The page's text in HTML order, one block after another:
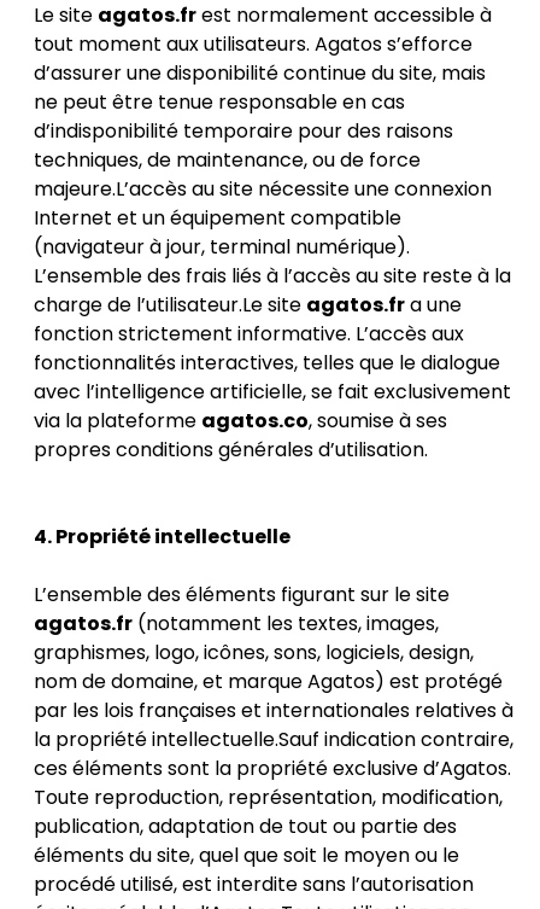
Le site agatos.frest normalement accessible à
tout moment aux utilisateurs. Agatos s’efforce
d’assurer une disponibilité continue du site, mais
ne peut être tenue responsable en cas
d’indisponibilité temporaire pour des raisons
techniques, de maintenance, ou de force
majeure.L’accès au site nécessite une connexion
Internet et un équipement compatible
(navigateur à jour, terminal numérique).
L’ensemble des frais liés à l’accès au site reste à la
charge de l’utilisateur.Le site agatos.fra une
fonction strictement informative. L’accès aux
fonctionnalités interactives, telles que le dialogue
avec l’intelligence artificielle, se fait exclusivement
via la plateforme agatos.co, soumise à ses
propres conditions générales d’utilisation.
4. Propriété intellectuelle
L’ensemble des éléments figurant sur le site
agatos.fr (notamment les textes, images,
graphismes, logo, icônes, sons, logiciels, design,
nom de domaine, et marque Agatos) est protégé
par les lois françaises et internationales relatives à
la propriété intellectuelle.Sauf indication contraire,
ces éléments sont la propriété exclusive d’Agatos.
Toute reproduction, représentation, modification,
publication, adaptation de tout ou partie des
éléments du site, quel que soit le moyen ou le
procédé utilisé, est interdite sans l’autorisation